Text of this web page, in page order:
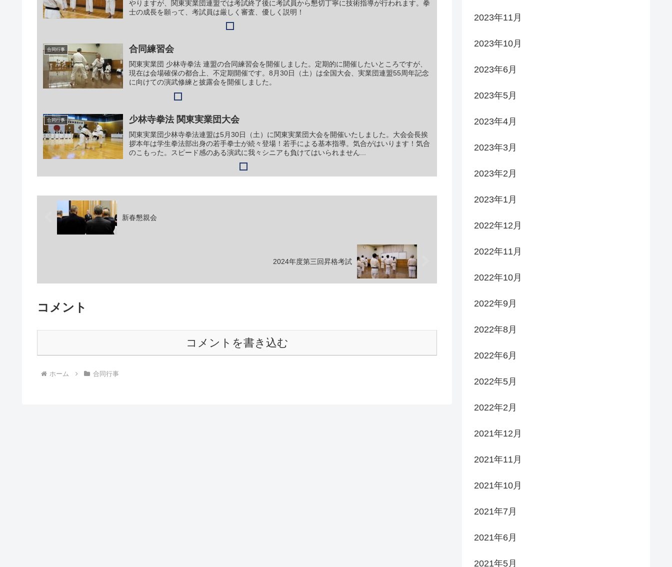
やりますが、関東実業団連盟では考試終了後に考試員から懇切丁寧に技術指導が行われます。拳
士の成長を願って、考試員は厳しく審査、優しく説明！
合同行事 合同練習会
関東実業団 少林寺拳法 連盟の合同練習会を開催しました。定期的に開催したいところですが、
現在は会場確保の都合上、不定期開催です。8月30日（土）は全国大会、実業団連盟55周年記念
に向けての演武修練と披露会を開催しました。
合同行事 少林寺拳法 関東実業団大会
関東実業団少林寺拳法連盟は5月30日（土）に関東実業団大会を開催いたしました。大会会長挨
拶本年は学生拳法部出身の若手拳士が続々登場！若手による基本指導。気合がはいります！気合
のこもった。スピード感のある演武に我々シニアも負けてはいられません...
新春懇親会
2024年度第三回昇格考試
コメント
コメントを書き込む
ホーム 合同行事
2023年11月
2023年10月
2023年6月
2023年5月
2023年4月
2023年3月
2023年2月
2023年1月
2022年12月
2022年11月
2022年10月
2022年9月
2022年8月
2022年6月
2022年5月
2022年2月
2021年12月
2021年11月
2021年10月
2021年7月
2021年6月
2021年5月